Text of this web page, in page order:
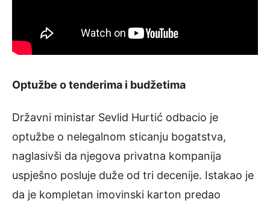
Optužbe o tenderima i budžetima
Državni ministar Sevlid Hurtić odbacio je
optužbe o nelegalnom sticanju bogatstva,
naglasivši da njegova privatna kompanija
uspješno posluje duže od tri decenije. Istakao je
da je kompletan imovinski karton predao